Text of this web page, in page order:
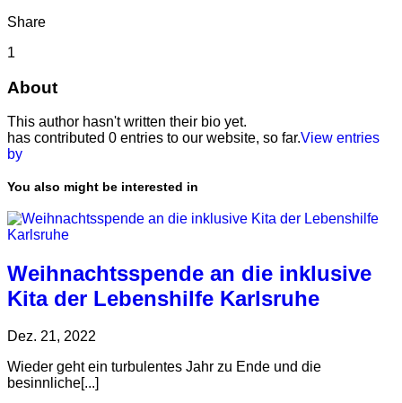
Share
1
About
This author hasn't written their bio yet.
has contributed 0 entries to our website, so far.View entries
by
You also might be interested in
Weihnachtsspende an die inklusive
Kita der Lebenshilfe Karlsruhe
Dez. 21, 2022
Wieder geht ein turbulentes Jahr zu Ende und die
besinnliche[...]